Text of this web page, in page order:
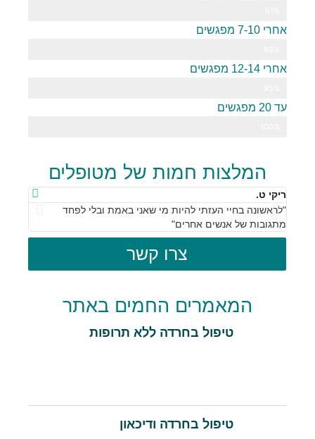
אחרי 7-10 מפגשים
אחרי 12-14 מפגשים
עד 20 מפגשים
המלצות חמות של מטופלים
ריקי ט.
"לראשונה בחיי העזתי להיות מי שאני באמת ובלי לפחד
מתגובות של אנשים אחרים"
צרו קשר
המאמרים החמים באתר
טיפול בחרדה ללא תרופות
טיפול בחרדה ודיכאון